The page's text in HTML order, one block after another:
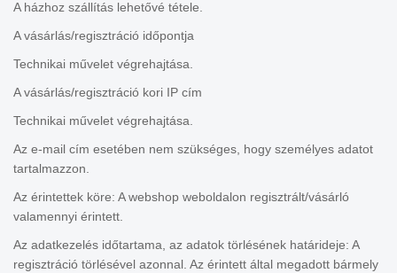
A házhoz szállítás lehetővé tétele.
A vásárlás/regisztráció időpontja
Technikai művelet végrehajtása.
A vásárlás/regisztráció kori IP cím
Technikai művelet végrehajtása.
Az e-mail cím esetében nem szükséges, hogy személyes adatot
tartalmazzon.
Az érintettek köre: A webshop weboldalon regisztrált/vásárló
valamennyi érintett.
Az adatkezelés időtartama, az adatok törlésének határideje: A
regisztráció törlésével azonnal. Az érintett által megadott bármely